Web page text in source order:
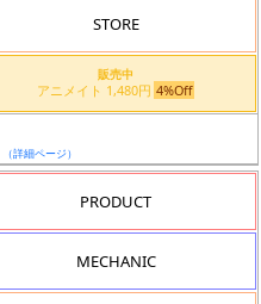
STORE
販売中
アニメイト 1,480円 4%Off
（詳細ページ）
PRODUCT
MECHANIC